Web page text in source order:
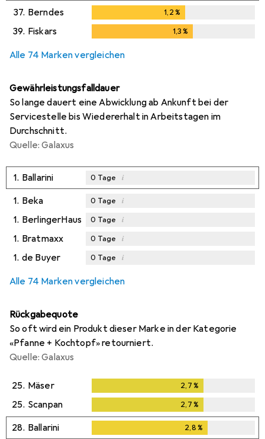
37. Berndes 1,2%
39. Fiskars 1,3%
Alle 74 Marken vergleichen
Gewährleistungsfalldauer
So lange dauert eine Abwicklung ab Ankunft bei der
Servicestelle bis Wiedererhalt in Arbeitstagen im
Durchschnitt.
Quelle: Galaxus
1. Ballarini 0 Tage i
1. Beka 0 Tage i
1. BerlingerHaus 0 Tage i
1. Bratmaxx 0 Tage i
1. de Buyer 0 Tage i
Alle 74 Marken vergleichen
Rückgabequote
So oft wird ein Produkt dieser Marke in der Kategorie
«Pfanne + Kochtopf» retourniert.
Quelle: Galaxus
25. Mäser 2,7%
25. Scanpan 2,7%
28. Ballarini 2,8%